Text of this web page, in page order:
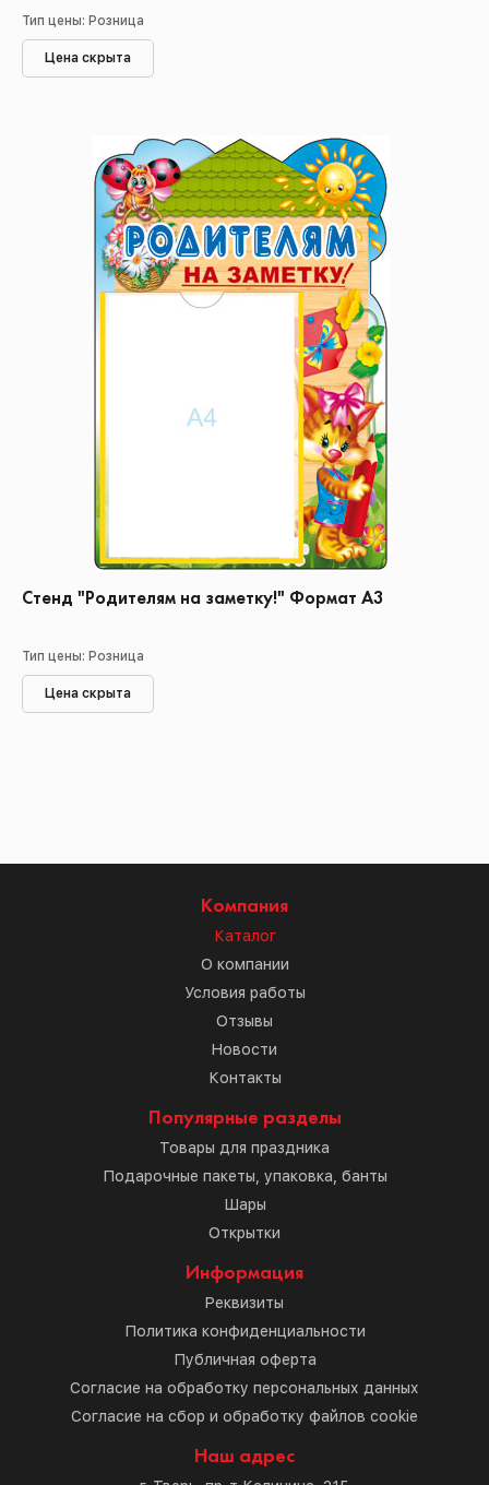
Тип цены: Розница
Цена скрыта
Стенд "Родителям на заметку!" Формат А3
Тип цены: Розница
Цена скрыта
Компания
Каталог
О компании
Условия работы
Отзывы
Новости
Контакты
Популярные разделы
Товары для праздника
Подарочные пакеты, упаковка, банты
Шары
Открытки
Информация
Реквизиты
Политика конфиденциальности
Публичная оферта
Согласие на обработку персональных данных
Согласие на сбор и обработку файлов cookie
Наш адрес